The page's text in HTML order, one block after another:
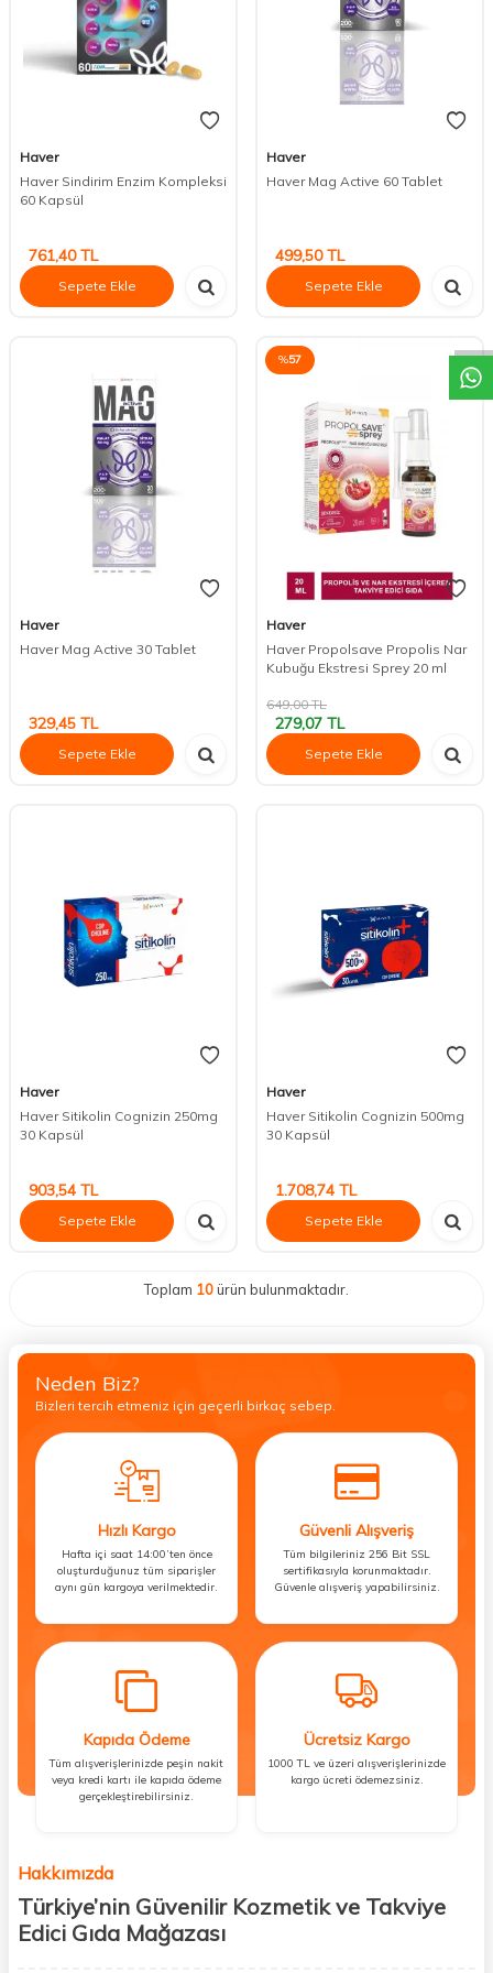
DESTEK
Haver
Haver Sindirim Enzim Kompleksi
60 Kapsül
761,40TL
Sepete Ekle
Haver
Haver Mag Active 60 Tablet
499,50TL
Sepete Ekle
Haver
Haver Mag Active 30 Tablet
329,45 TL
Sepete Ekle
%57
Haver
Haver Propolsave Propolis Nar
Kubuğu Ekstresi Sprey 20 ml
649,00TL
279,07 TL
Sepete Ekle
Haver
Haver Sitikolin Cognizin 250mg
30 Kapsül
903,54 TL
Sepete Ekle
Haver
Haver Sitikolin Cognizin 500mg
30 Kapsül
1.708,74 TL
Sepete Ekle
Toplam 10ürün bulunmaktadır.
Neden Biz?
Bizleri tercih etmeniz için geçerli birkaç sebep.
Hızlı Kargo
Hafta içi saat 14:00’ten önce
oluşturduğunuz tüm siparişler
aynı gün kargoya verilmektedir.
Güvenli Alışveriş
Tüm bilgileriniz 256 Bit SSL
sertifikasıyla korunmaktadır.
Güvenle alışveriş yapabilirsiniz.
Kapıda Ödeme
Tüm alışverişlerinizde peşin nakit
veya kredi kartı ile kapıda ödeme
gerçekleştirebilirsiniz.
Ücretsiz Kargo
1000 TL ve üzeri alışverişlerinizde
kargo ücreti ödemezsiniz.
Hakkımızda
Türkiye’nin Güvenilir Kozmetik ve Takviye
Edici Gıda Mağazası